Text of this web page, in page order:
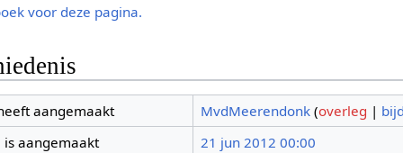
voor deze pagina.
aangemaakt MvdMeerendonk (overleg |
aangemaakt
21 jun 2012 00:00